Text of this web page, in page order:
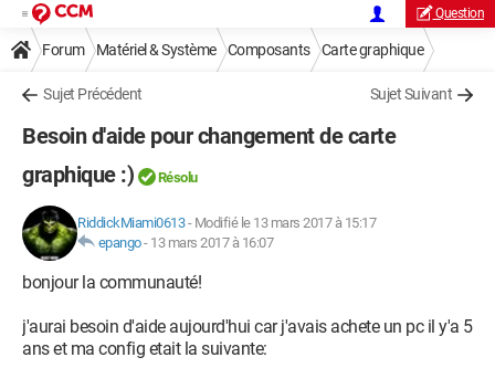
Question
Forum Matériel & Système Composants Carte graphique
Sujet Précédent Sujet Suivant
Besoin d'aide pour changement de carte
graphique :)
Résolu
RiddickMiami0613- Modifié le 13 mars 2017 à 15:17
epango- 13 mars 2017 à 16:07
bonjour la communauté!
j'aurai besoin d'aide aujourd'hui car j'avais achete un pc il y'a 5
ans et ma config etait la suivante: